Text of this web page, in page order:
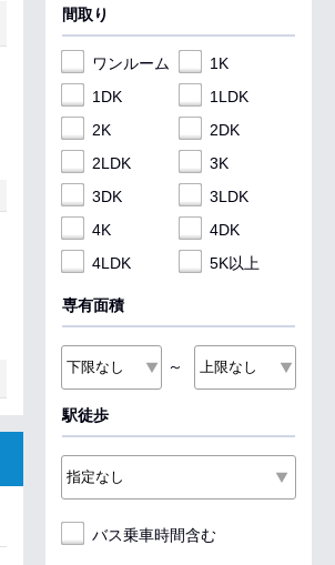
間取り
ワンルーム
1K
1DK
1LDK
2K
2DK
2LDK
3K
3DK
3LDK
4K
4DK
4LDK
5K以上
専有面積
～
駅徒歩
バス乗車時間含む